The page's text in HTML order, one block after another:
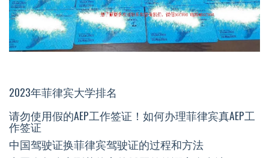
2023年菲律宾大学排名
请勿使用假的AEP工作签证！如何办理菲律宾真AEP工
作签证
中国驾驶证换菲律宾驾驶证的过程和方法